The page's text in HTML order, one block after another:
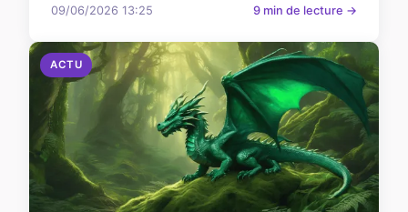
09/06/2026 13:25 9 min de lecture →
ACTU